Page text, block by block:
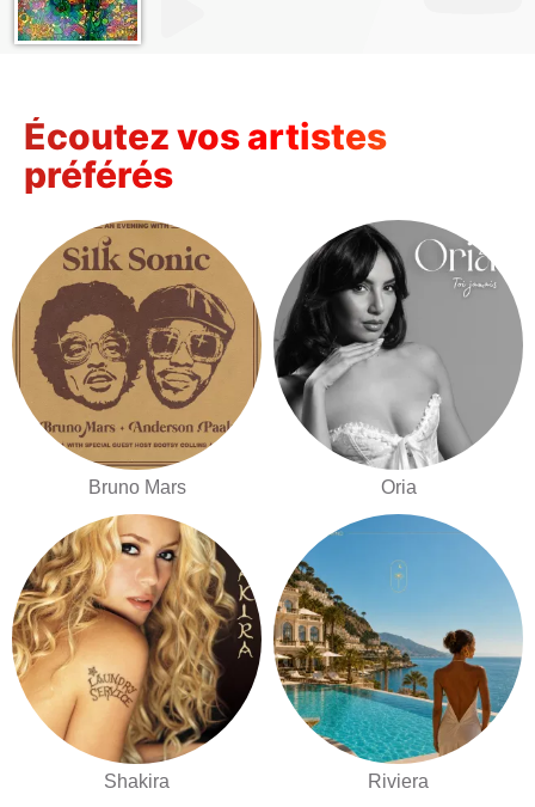
Écoutez vos artistes
préférés
Bruno Mars Oria
Shakira Riviera